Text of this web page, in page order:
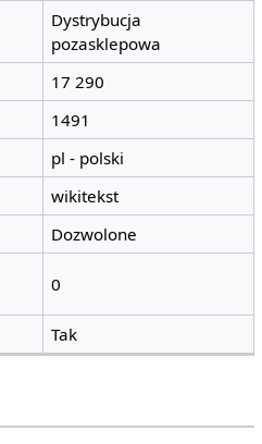
Dystrybucja
pozasklepowa
17 290
1491
pl - polski
wikitekst
Dozwolone
0
Tak